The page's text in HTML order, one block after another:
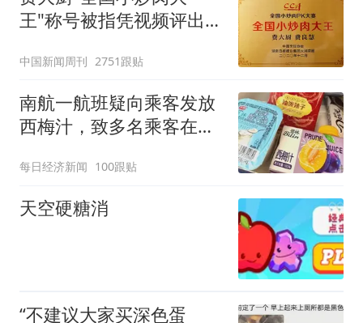
王"称号被指凭视频评出
中国新闻周刊 2751跟贴
南航一航班疑向乘客发放
西梅汁，致多名乘客在飞
客：机上100多人只有2个
厕所；客服回应：并非每
架飞机都会发放西梅汁
每日经济新闻 100跟贴
天空硬糖消
“不建议大家买深色蛋